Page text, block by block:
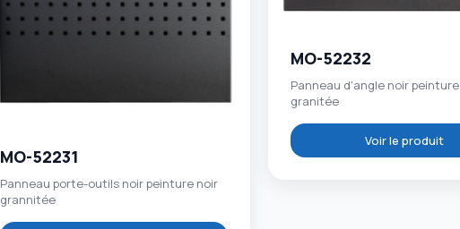
MO-52231
Panneau porte-outils noir peinture noir
grannitée
MO-52232
Panneau d'angle noir
granitée
Voir le produit